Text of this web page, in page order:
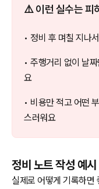
⚠️ 이런 실수는 피
• 정비 후 며칠 지나
• 주행거리 없이 날
요
• 비용만 적고 어떤
스러워요
정비 노트 작성 예시
실제로 어떻게 기록하면